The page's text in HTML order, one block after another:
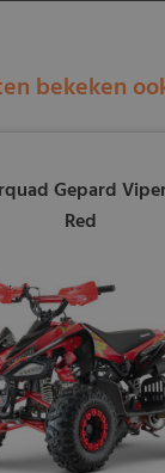
bekeken
Gepard Viper
Red